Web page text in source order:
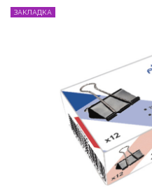
ЗАКЛАДКА
ЗАКЛАДКА